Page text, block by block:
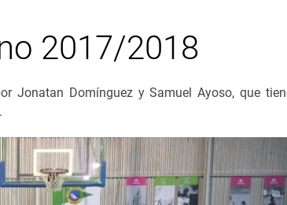
2017/2018
Jonatan Domínguez y Samuel Ayoso, que